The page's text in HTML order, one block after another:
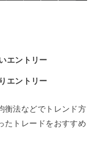
エントリー
エントリー
衡法などでトレンド方
たトレードをおすすめ